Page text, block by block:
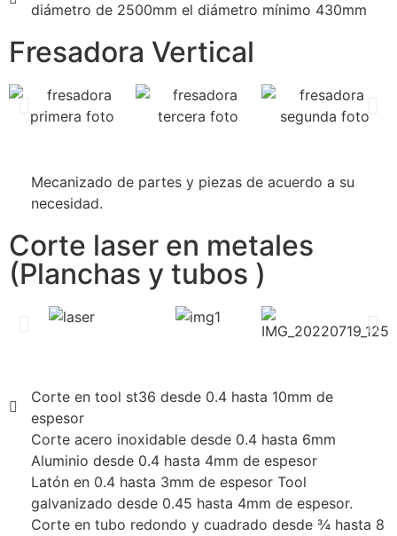
diámetro de 2500mm el diámetro mínimo 430mm
Fresadora Vertical
Mecanizado de partes y piezas de acuerdo a su
necesidad.
Corte laser en metales
(Planchas y tubos )
Corte en tool st36 desde 0.4 hasta 10mm de
espesor
Corte acero inoxidable desde 0.4 hasta 6mm
Aluminio desde 0.4 hasta 4mm de espesor
Latón en 0.4 hasta 3mm de espesor Tool
galvanizado desde 0.45 hasta 4mm de espesor.
Corte en tubo redondo y cuadrado desde ¾ hasta 8